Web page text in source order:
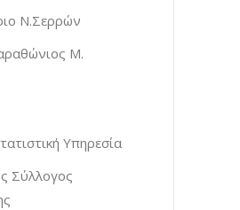
Ν.Σερρών
Μ.
Υπηρεσία
Σύλλογος